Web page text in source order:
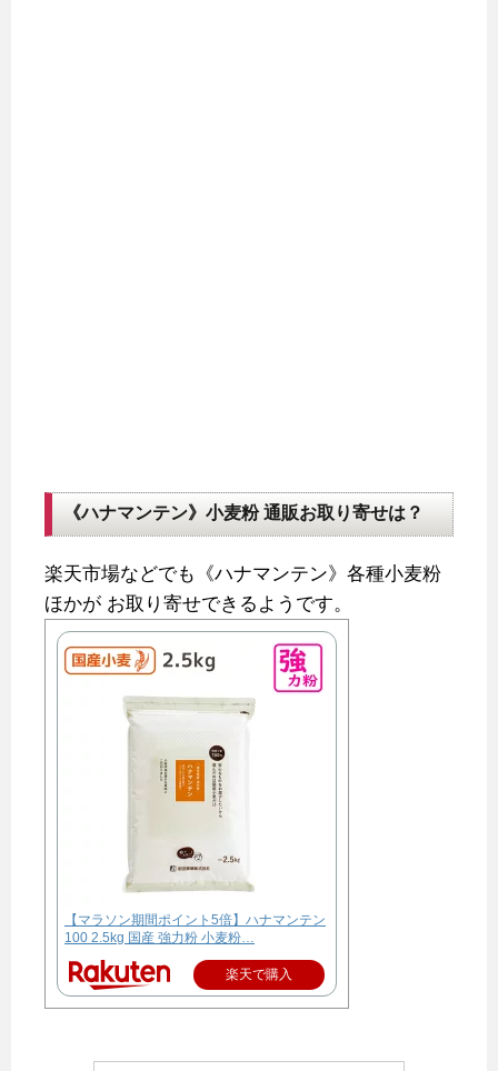
《ハナマンテン》小麦粉 通販お取り寄せは？
楽天市場などでも《ハナマンテン》各種小麦粉
ほかが お取り寄せできるようです。
【マラソン期間ポイント5倍】ハナマンテン
100 2.5kg 国産 強力粉 小麦粉…
楽天で購入